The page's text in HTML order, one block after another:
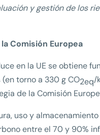
y gestión de los
Comisión Europea
en la UE se obtiene
torno a 330 g CO2eq/
de la Comisión
uso y almacenamiento
entre el 70 y 90%